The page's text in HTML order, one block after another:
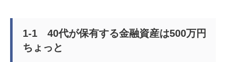
1-1 40代が保有する金融資産は500万円
ちょっと